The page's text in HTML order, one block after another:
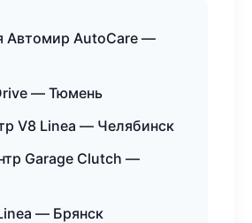
Автомир AutoCare —
— Тюмень
V8 Linea — Челябинск
Garage Clutch —
— Брянск